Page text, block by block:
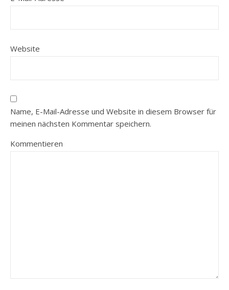
Website
Name, E-Mail-Adresse und Website in diesem Browser für
meinen nächsten Kommentar speichern.
Kommentieren